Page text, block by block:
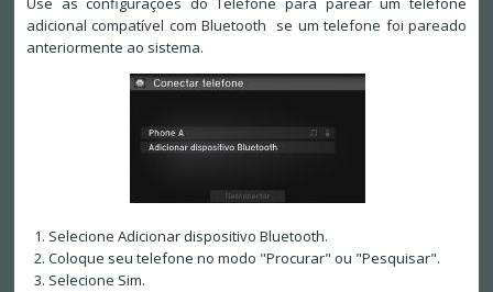
adicional compatível com Bluetooth se um telefone foi pareado
anteriormente ao sistema.
Selecione Adicionar dispositivo Bluetooth.
Coloque seu telefone no modo "Procurar" ou "Pesquisar".
Selecione Sim.